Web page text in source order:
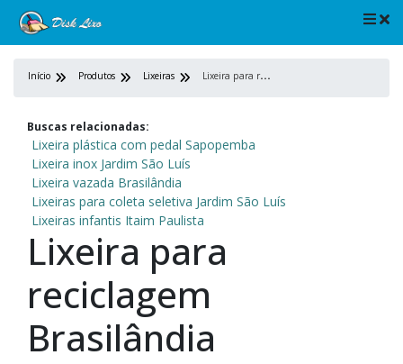
Início Produtos Lixeiras L
ixeira para reciclagem Brasilândia
Buscas relacionadas:
Lixeira plástica com pedal Sapopemba
Lixeira inox Jardim São Luís
Lixeira vazada Brasilândia
Lixeiras para coleta seletiva Jardim São Luís
Lixeiras infantis Itaim Paulista
Lixeira para
reciclagem
Brasilândia